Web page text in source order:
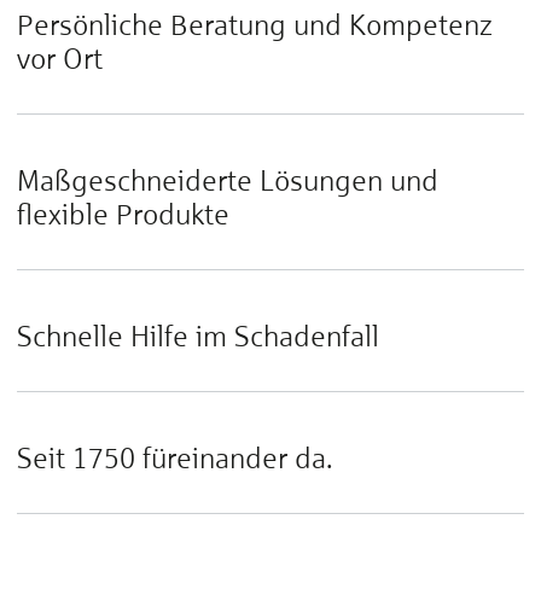
Persönliche Beratung und Kompetenz
vor Ort
Maßgeschneiderte Lösungen und
flexible Produkte
Schnelle Hilfe im Schadenfall
Seit 1750 füreinander da.